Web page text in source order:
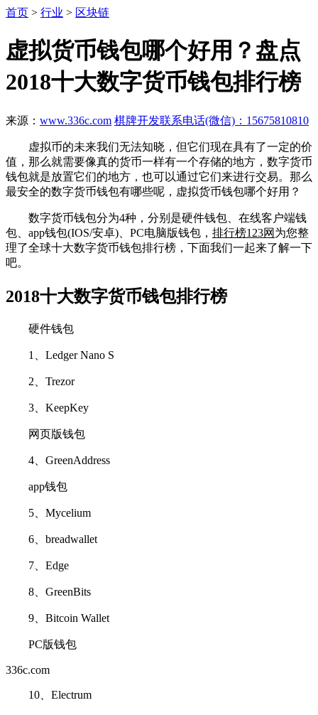
首页 > 行业 > 区块链
虚拟货币钱包哪个好用？盘点
2018十大数字货币钱包排行榜
来源： www.336c.com 棋牌开发联系电话(微信)：15675810810
虚拟币的未来我们无法知晓，但它们现在具有了一定的价
值，那么就需要像真的货币一样有一个存储的地方，数字货币
钱包就是放置它们的地方，也可以通过它们来进行交易。那么
最安全的数字货币钱包有哪些呢，虚拟货币钱包哪个好用？
数字货币钱包分为4种，分别是硬件钱包、在线客户端钱
包、app钱包(IOS/安卓)、PC电脑版钱包， 排行榜123网 为您整
理了全球十大数字货币钱包排行榜，下面我们一起来了解一下
吧。
2018十大数字货币钱包排行榜
硬件钱包
1、Ledger Nano S
2、Trezor
3、KeepKey
网页版钱包
4、GreenAddress
app钱包
5、Mycelium
6、breadwallet
7、Edge
8、GreenBits
9、Bitcoin Wallet
PC版钱包
336c.com
10、Electrum